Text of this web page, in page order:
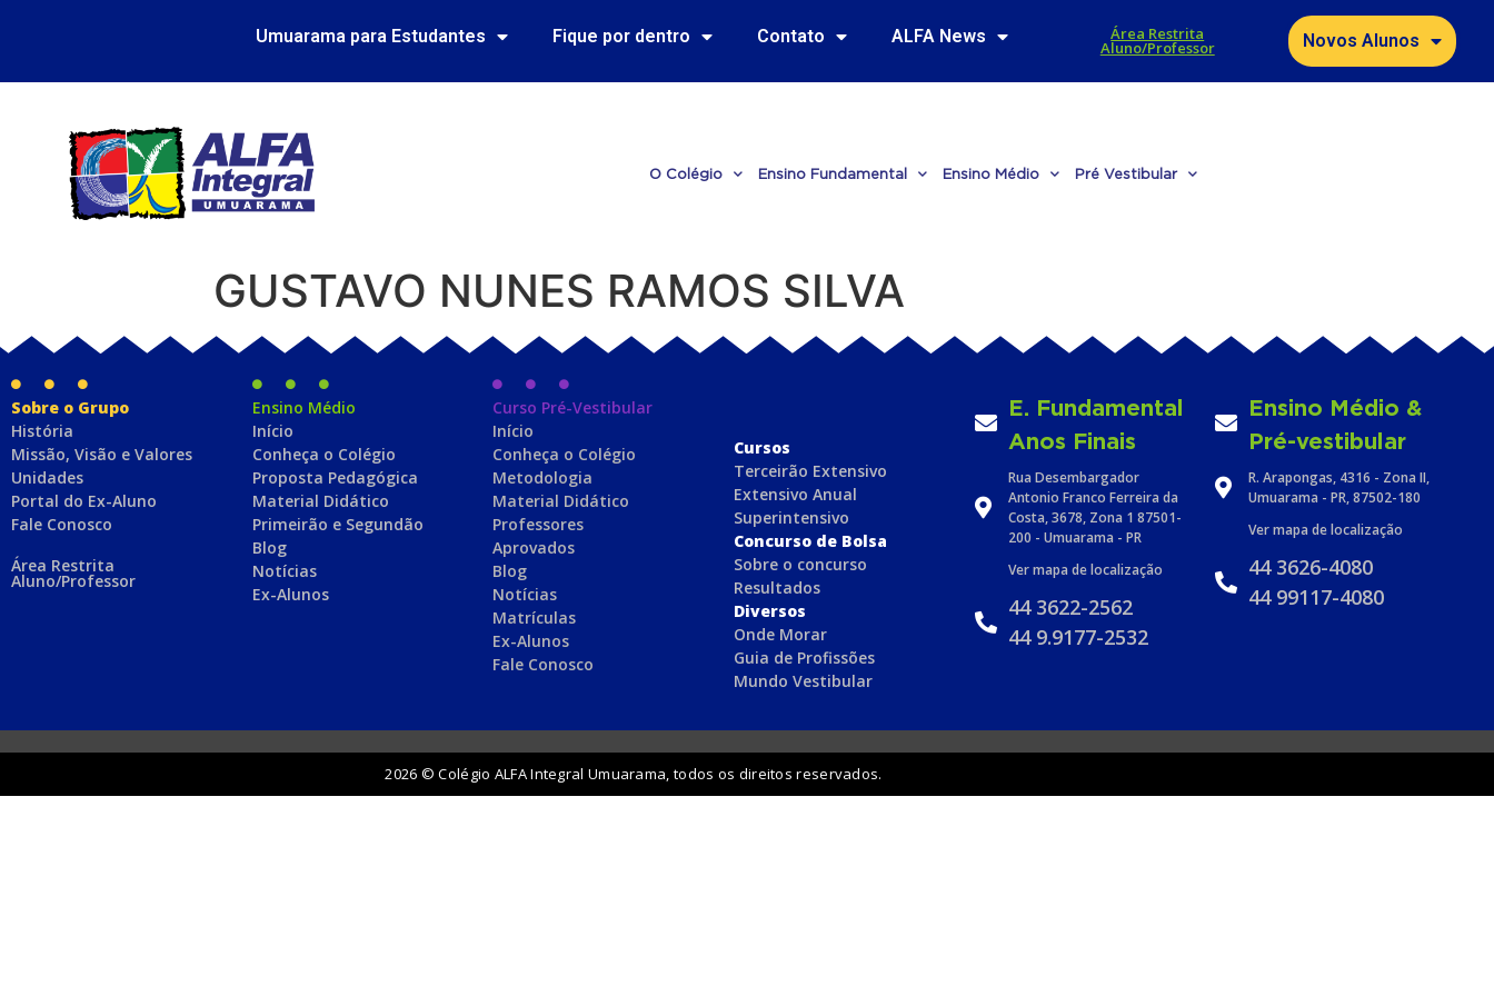
Umuarama para Estudantes Fique por dentro Contato ALFA News Área Restrita
Aluno/Professor Novos Alunos
O Colégio Ensino Fundamental Ensino Médio Pré Vestibular
GUSTAVO NUNES RAMOS SILVA
Sobre o Grupo
História
Missão, Visão e Valores
Unidades
Portal do Ex-Aluno
Fale Conosco
Área Restrita
Aluno/Professor
Ensino Médio
Início
Conheça o Colégio
Proposta Pedagógica
Material Didático
Primeirão e Segundão
Blog
Notícias
Ex-Alunos
Curso Pré-Vestibular
Início
Conheça o Colégio
Metodologia
Material Didático
Professores
Aprovados
Blog
Notícias
Matrículas
Ex-Alunos
Fale Conosco
Cursos
Terceirão Extensivo
Extensivo Anual
Superintensivo
Concurso de Bolsa
Sobre o concurso
Resultados
Diversos
Onde Morar
Guia de Profissões
Mundo Vestibular
E. Fundamental
Anos Finais
Rua Desembargador
Antonio Franco Ferreira da
Costa, 3678, Zona 1 87501-
200 - Umuarama - PR
Ver mapa de localização
44 3622-2562
44 9.9177-2532
Ensino Médio &
Pré-vestibular
R. Arapongas, 4316 - Zona II,
Umuarama - PR, 87502-180
Ver mapa de localização
44 3626-4080
44 99117-4080
2026 © Colégio ALFA Integral Umuarama, todos os direitos reservados.